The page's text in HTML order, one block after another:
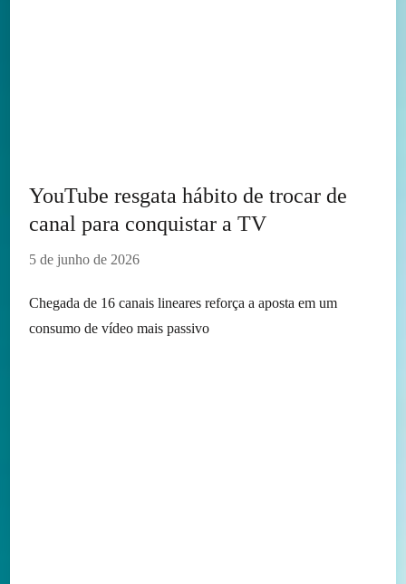
YouTube resgata hábito de trocar de
canal para conquistar a TV
5 de junho de 2026
Chegada de 16 canais lineares reforça a aposta em um
consumo de vídeo mais passivo